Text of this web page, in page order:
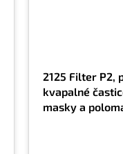
2125 Filter P2,
kvapalné
masky a